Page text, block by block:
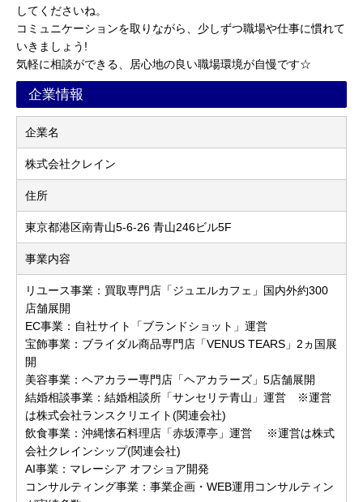
してくださいね。
コミュニケーションを取りながら、少しずつ職場や仕事に慣れて
いきましょう!
気軽に相談ができる、居心地の良い職場環境が自慢です☆
企業情報
企業名
株式会社クレイン
住所
東京都港区南青山5-6-26 青山246ビル5F
事業内容
リユース事業：買取専門店「ジュエルカフェ」国内外約300
店舗展開
EC事業：自社サイト「ブランドショット」運営
宝飾事業：ブライダル商品専門店「VENUS TEARS」2ヵ国展
開
美容事業：ヘアカラー専門店「ヘアカラーズ」5店舗展開
結婚相談事業：結婚相談所「サンセリテ青山」運営 ※運営
は株式会社ランスクリエイト(関連会社)
飲食事業：沖縄懐石料理店「赤坂潭亭」運営 ※運営は株式
会社クレインシップ(関連会社)
AI事業：マレーシア オフショア開発
コンサルティング事業：事業企画・WEB運用コンサルティン